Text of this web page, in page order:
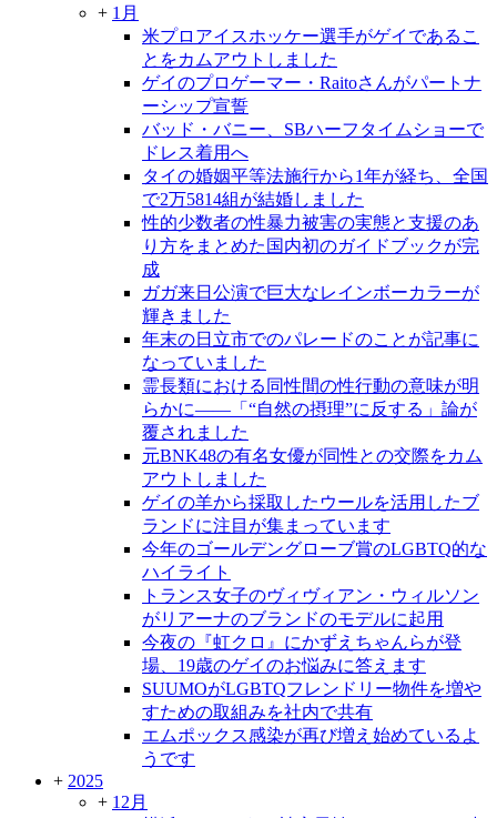
+ 1月
米プロアイスホッケー選手がゲイであるこ
とをカムアウトしました
ゲイのプロゲーマー・Raitoさんがパートナ
ーシップ宣誓
バッド・バニー、SBハーフタイムショーで
ドレス着用へ
タイの婚姻平等法施行から1年が経ち、全国
で2万5814組が結婚しました
性的少数者の性暴力被害の実態と支援のあ
り方をまとめた国内初のガイドブックが完
成
ガガ来日公演で巨大なレインボーカラーが
輝きました
年末の日立市でのパレードのことが記事に
なっていました
霊長類における同性間の性行動の意味が明
らかに――「“自然の摂理”に反する」論が
覆されました
元BNK48の有名女優が同性との交際をカム
アウトしました
ゲイの羊から採取したウールを活用したブ
ランドに注目が集まっています
今年のゴールデングローブ賞のLGBTQ的な
ハイライト
トランス女子のヴィヴィアン・ウィルソン
がリアーナのブランドのモデルに起用
今夜の『虹クロ』にかずえちゃんらが登
場、19歳のゲイのお悩みに答えます
SUUMOがLGBTQフレンドリー物件を増や
すための取組みを社内で共有
エムポックス感染が再び増え始めているよ
うです
+ 2025
+ 12月